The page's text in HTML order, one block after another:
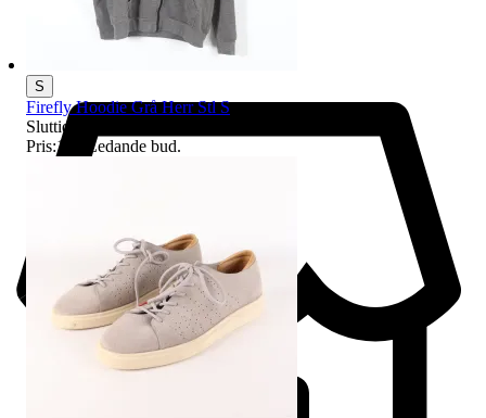
S
Firefly Hoodie Grå Herr Stl S
Sluttid
Pris:1 kr Ledande bud.